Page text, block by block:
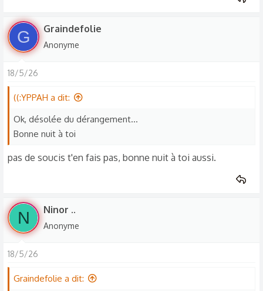
G Graindefolie
Anonyme
18/5/26
((:YPPAH a dit:
Ok, désolée du dérangement...
Bonne nuit à toi
pas de soucis t'en fais pas, bonne nuit à toi aussi.
N Ninor ..
Anonyme
18/5/26
Graindefolie a dit: